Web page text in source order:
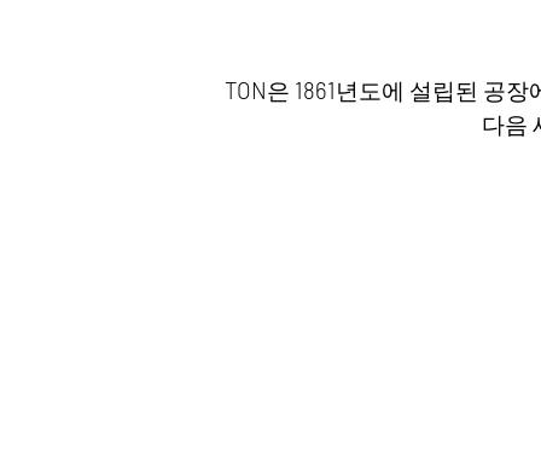
TON은 1861년도에 설립된 공
다음